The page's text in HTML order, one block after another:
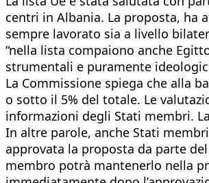
centri in Albania. La proposta, ha
sempre lavorato sia a livello
“nella lista compaiono anche
strumentali e puramente
La Commissione spiega che alla
o sotto il 5% del totale. Le
informazioni degli Stati membri.
In altre parole, anche Stati
approvata la proposta da parte
membro potrà mantenerlo nella